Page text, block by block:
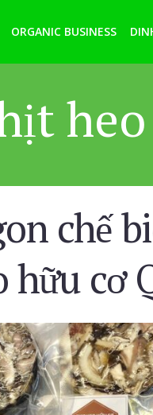
ORGANIC BUSINESS
chế
hữu cơ